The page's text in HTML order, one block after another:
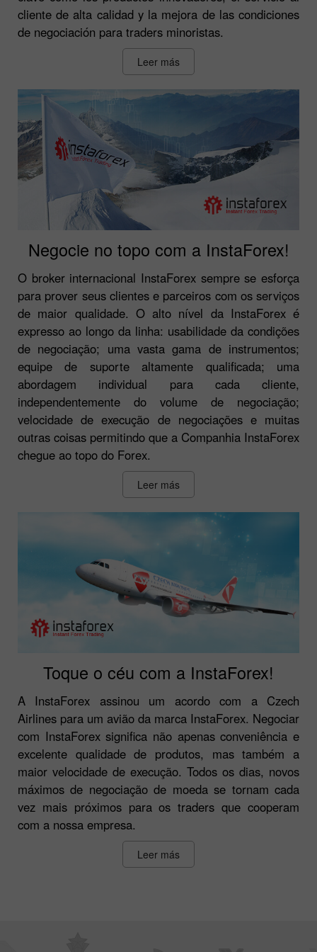
cliente de alta calidad y la mejora de las condiciones
de negociación para traders minoristas.
Leer más
Negocie no topo com a InstaForex!
O broker internacional InstaForex sempre se esforça
para prover seus clientes e parceiros com os serviços
de maior qualidade. O alto nível da InstaForex é
expresso ao longo da linha: usabilidade da condições
de negociação; uma vasta gama de instrumentos;
equipe de suporte altamente qualificada; uma
abordagem individual para cada cliente,
independentemente do volume de negociação;
velocidade de execução de negociações e muitas
outras coisas permitindo que a Companhia InstaForex
chegue ao topo do Forex.
Leer más
Toque o céu com a InstaForex!
A InstaForex assinou um acordo com a Czech
Airlines para um avião da marca InstaForex. Negociar
com InstaForex significa não apenas conveniência e
excelente qualidade de produtos, mas também a
maior velocidade de execução. Todos os dias, novos
máximos de negociação de moeda se tornam cada
vez mais próximos para os traders que cooperam
com a nossa empresa.
Leer más